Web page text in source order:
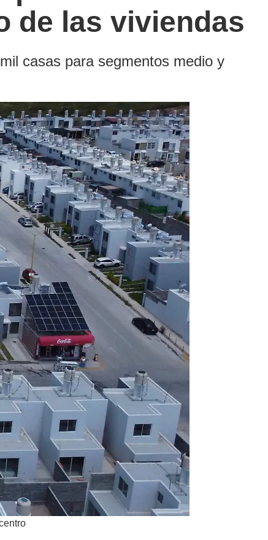
de las viviendas
casas para segmentos medio y